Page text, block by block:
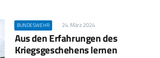
BUNDESWEHR 24. März 2024
Aus den Erfahrungen des
Kriegsgeschehens lernen